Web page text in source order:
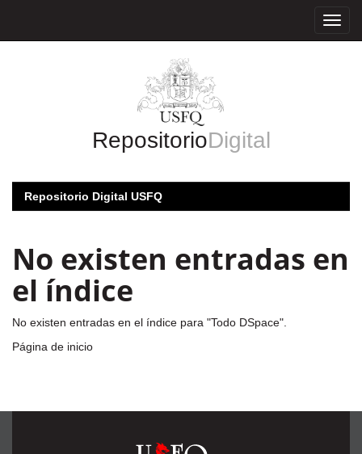
RepositorioDigital
Repositorio Digital USFQ
No existen entradas en
el índice
No existen entradas en el índice para "Todo DSpace".
Página de inicio